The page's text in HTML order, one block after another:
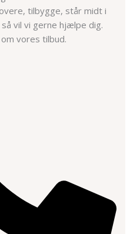
tilbygge, står midt i
vil vi gerne hjælpe dig.
vores tilbud.